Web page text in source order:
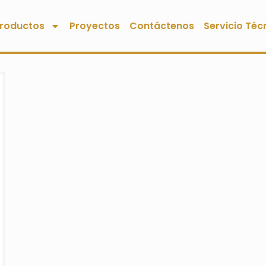
Proyectos Contáctenos Servicio